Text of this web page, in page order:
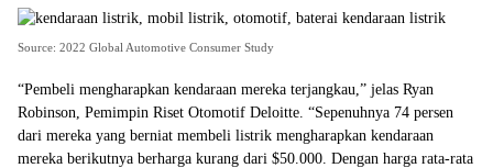
Source: 2022 Global Automotive Consumer Study
“Pembeli mengharapkan kendaraan mereka terjangkau,” jelas Ryan
Robinson, Pemimpin Riset Otomotif Deloitte. “Sepenuhnya 74 persen
dari mereka yang berniat membeli listrik mengharapkan kendaraan
mereka berikutnya berharga kurang dari $50.000. Dengan harga rata-rata